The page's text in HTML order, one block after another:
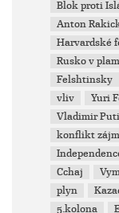
Blok proti
Anton
Harvardské
Rusko v
Felshtinsky
vliv
Yuri
Vladimir
konflikt
Cchaj
plyn
5.kolona